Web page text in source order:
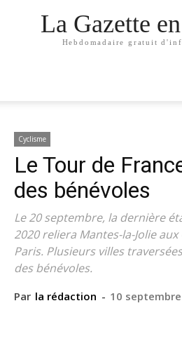
La Gazette
Hebdomadaire gratuit
Cyclisme
Le Tour de
des bénévoles
Le 20 septembre, la dernière
2020 reliera Mantes-la-Jolie aux
Paris. Plusieurs villes
des bénévoles.
Par la rédaction - 10